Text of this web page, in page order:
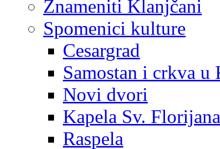
Znameniti Klanjčani
Spomenici kulture
Cesargrad
Samostan i crkva u
Novi dvori
Kapela Sv. Florijana
Raspela